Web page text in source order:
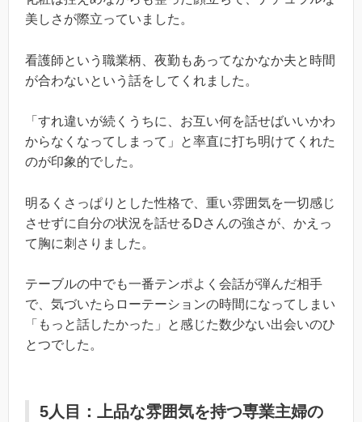
美しさが際立っていました。
看護師という職業柄、夜勤もあってなかなか夫と時間
が合わないという話をしてくれました。
「すれ違いが続くうちに、お互い何を話せばいいかわ
からなくなってしまって」と率直に打ち明けてくれた
のが印象的でした。
明るくさっぱりとした性格で、重い雰囲気を一切感じ
させずに自分の状況を話せるDさんの強さが、かえっ
て胸に刺さりました。
テーブルの中でも一番テンポよく会話が弾んだ相手
で、気づいたらローテーションの時間になってしまい
「もっと話したかった」と感じた数少ない出会いのひ
とつでした。
5人目：上品な雰囲気を持つ専業主婦の